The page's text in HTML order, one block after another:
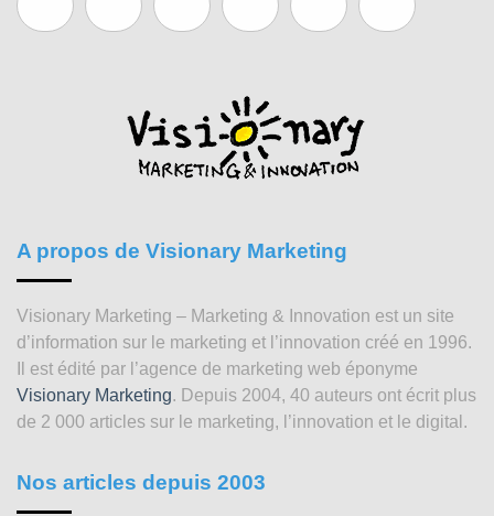
A propos de Visionary Marketing
Visionary Marketing – Marketing & Innovation est un site
d’information sur le marketing et l’innovation créé en 1996.
Il est édité par l’agence de marketing web éponyme
Visionary Marketing. Depuis 2004, 40 auteurs ont écrit plus
de 2 000 articles sur le marketing, l’innovation et le digital.
Nos articles depuis 2003